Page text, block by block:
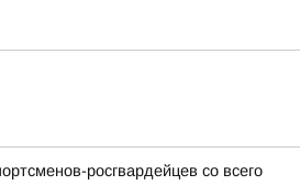
росгвардейцев со всего